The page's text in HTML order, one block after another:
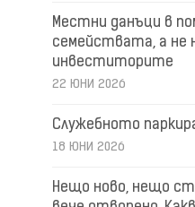
Местни данъци в
семействата, а не
инвеститорите
22 ЮНИ 2026
Служебното
18 ЮНИ 2026
Нещо ново, нещо